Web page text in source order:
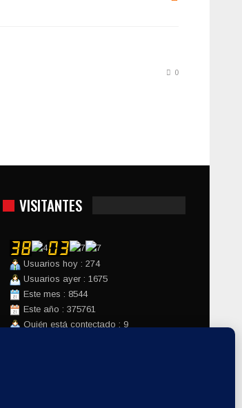
0
VISITANTES
Usuarios hoy : 274
Usuarios ayer : 1675
Este mes : 8544
Este año : 375761
Quién está contectado : 9